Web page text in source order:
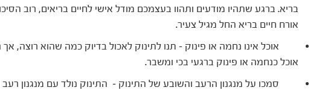
בריא. ברגע שתהיו מודעים ותהוו בעצמכם מודל אישי לחיים בריאים, רוב
אורח חיים בריא החל מגיל צעיר.
אוכל אינו נחמה או פינוק – תנו לתינוק לאכול בדיוק כמה שהוא רוצה, אך
אוכל כנחמה או פינוק ברגעי בכי ומשבר.
סמכו על מנגנון הרעב והשובע של התינוק – התינוק נולד עם מנגנון רעב